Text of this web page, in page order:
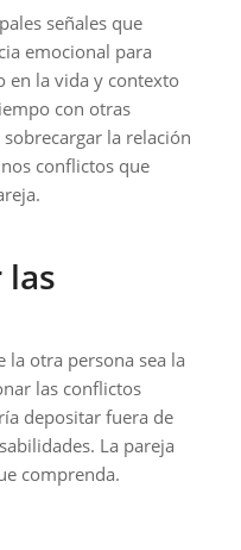
señales que
emocional para
en la vida y contexto
con otras
la relación
conflictos que
las
la otra persona sea la
las conflictos
depositar fuera de
La pareja
comprenda.